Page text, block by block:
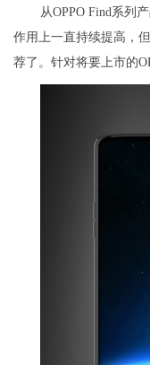
从OPPO Find系列
作用上一直持续提高，
荐了。针对将要上市的